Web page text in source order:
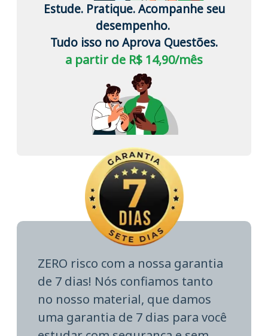
Estude. Pratique. Acompanhe seu
desempenho.
Tudo isso no Aprova Questões.
a partir de R$ 14,90/mês
ZERO risco com a nossa garantia
de 7 dias! Nós confiamos tanto
no nosso material, que damos
uma garantia de 7 dias para você